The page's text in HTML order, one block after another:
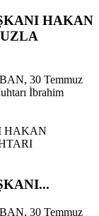
HAKAN
30 Temmuz
İbrahim
30 Temmuz